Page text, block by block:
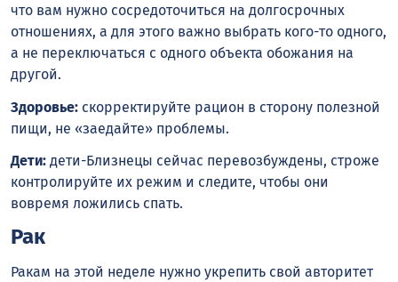
что вам нужно сосредоточиться на долгосрочных
отношениях, а для этого важно выбрать кого-то одного,
а не переключаться с одного объекта обожания на
другой.
Здоровье: скорректируйте рацион в сторону полезной
пищи, не «заедайте» проблемы.
Дети: дети-Близнецы сейчас перевозбуждены, строже
контролируйте их режим и следите, чтобы они
вовремя ложились спать.
Рак
Ракам на этой неделе нужно укрепить свой авторитет